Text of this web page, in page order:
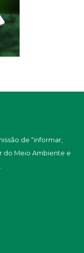
de “informar,
do Meio Ambiente e